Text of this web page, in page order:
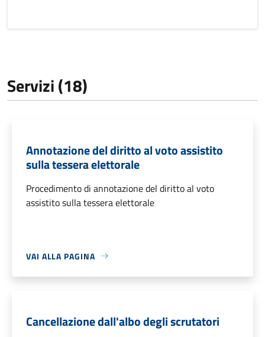
Servizi (18)
Annotazione del diritto al voto assistito
sulla tessera elettorale
Procedimento di annotazione del diritto al voto
assistito sulla tessera elettorale
VAI ALLA PAGINA
Cancellazione dall'albo degli scrutatori